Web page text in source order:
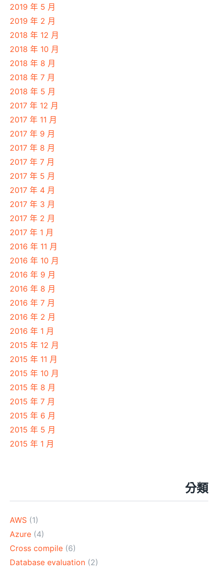
2019 年 5 月
2019 年 2 月
2018 年 12 月
2018 年 10 月
2018 年 8 月
2018 年 7 月
2018 年 5 月
2017 年 12 月
2017 年 11 月
2017 年 9 月
2017 年 8 月
2017 年 7 月
2017 年 5 月
2017 年 4 月
2017 年 3 月
2017 年 2 月
2017 年 1 月
2016 年 11 月
2016 年 10 月
2016 年 9 月
2016 年 8 月
2016 年 7 月
2016 年 2 月
2016 年 1 月
2015 年 12 月
2015 年 11 月
2015 年 10 月
2015 年 8 月
2015 年 7 月
2015 年 6 月
2015 年 5 月
2015 年 1 月
分類
AWS (1)
Azure (4)
Cross compile (6)
Database evaluation (2)